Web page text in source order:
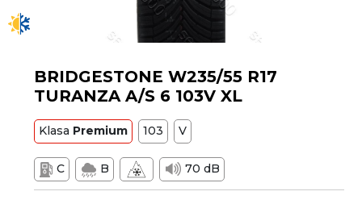
BRIDGESTONE W235/55 R17
TURANZA A/S 6 103V XL
Klasa Premium 103 V
C B 70 dB